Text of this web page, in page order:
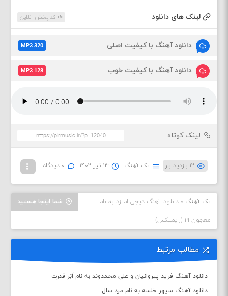
لینک های دانلود کد پخش آنلاین
دانلود آهنگ با کیفیت اصلی MP3 320
دانلود آهنگ با کیفیت خوب MP3 128
لینک کوتاه
۱۲ بازدید بار تک آهنگ ۱۳ تیر ۱۴۰۲ ۰ دیدگاه
شما اینجا هستید تک آهنگ »دانلود آهنگ دیجی ام زد به نام
معجون ۱۹ (ریمیکس)
مطالب مرتبط
دانلود آهنگ فرید پیروانیان و علی محمدوند به نام اَبَر قدرت
دانلود آهنگ سپهر خلسه به نام مرد سال